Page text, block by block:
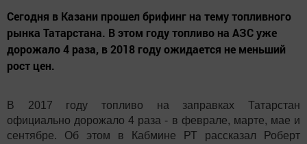
Сегодня в Казани прошел брифинг на тему топливного
рынка Татарстана. В этом году топливо на АЗС уже
дорожало 4 раза, в 2018 году ожидается не меньший
рост цен.
В 2017 году топливо на заправках Татарстан
официально дорожало 4 раза - в феврале, марте, мае и
сентябре. Об этом в Кабмине РТ рассказал Роберт